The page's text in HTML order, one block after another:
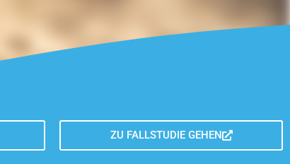
ZU FALLSTUDIE GEHEN